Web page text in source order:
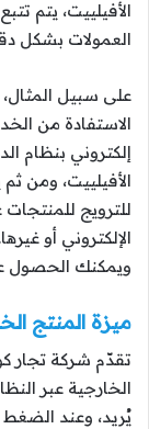
الأفيلييت، يتم
العمولات بشكل
على سبيل
الاستفادة من
إلكتروني بنظام
الأفيلييت، ومن
للترويج
الإلكتروني أو
ويمكنك الحصول
ميزة المنتج
تقدّم شركة تجار
الخارجية عبر
يُريد، وعند